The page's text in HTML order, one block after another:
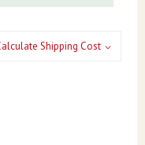
Shipping Cost